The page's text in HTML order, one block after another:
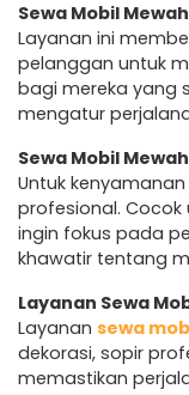
Sewa Mobil
Layanan ini
pelanggan untuk
bagi mereka yang
mengatur
Sewa Mobil
Untuk
profesional.
ingin fokus pada
khawatir tentang
Layanan Sewa
Layanan sewa
dekorasi, sopir
memastikan